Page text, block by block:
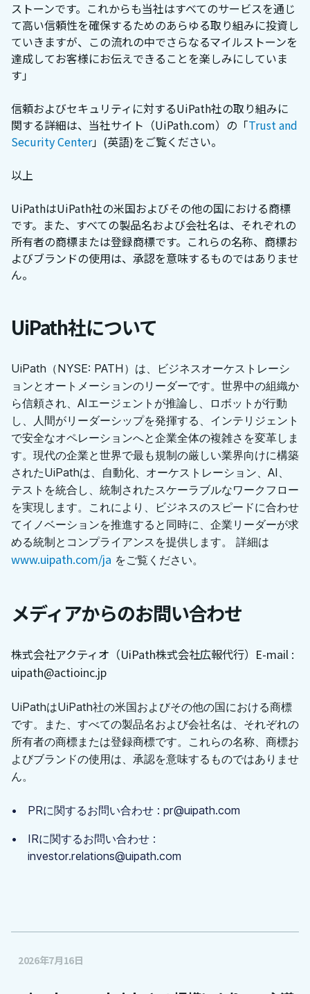
ストーンです。これからも当社はすべてのサービスを通じ
て高い信頼性を確保するためのあらゆる取り組みに投資し
ていきますが、この流れの中でさらなるマイルストーンを
達成してお客様にお伝えできることを楽しみにしていま
す」
信頼およびセキュリティに対するUiPath社の取り組みに
関する詳細は、当社サイト（UiPath.com）の「Trust and
Security Center」(英語)をご覧ください。
以上
UiPathはUiPath社の米国およびその他の国における商標
です。また、すべての製品名および会社名は、それぞれの
所有者の商標または登録商標です。これらの名称、商標お
よびブランドの使用は、承認を意味するものではありませ
ん。
UiPath社について
UiPath（NYSE: PATH）は、ビジネスオーケストレーシ
ョンとオートメーションのリーダーです。世界中の組織か
ら信頼され、AIエージェントが推論し、ロボットが行動
し、人間がリーダーシップを発揮する、インテリジェント
で安全なオペレーションへと企業全体の複雑さを変革しま
す。現代の企業と世界で最も規制の厳しい業界向けに構築
されたUiPathは、自動化、オーケストレーション、AI、
テストを統合し、統制されたスケーラブルなワークフロー
を実現します。これにより、ビジネスのスピードに合わせ
てイノベーションを推進すると同時に、企業リーダーが求
める統制とコンプライアンスを提供します。 詳細は
www.uipath.com/ja をご覧ください。
メディアからのお問い合わせ
株式会社アクティオ（UiPath株式会社広報代行） E-mail :
uipath@actioinc.jp
UiPathはUiPath社の米国およびその他の国における商標
です。また、すべての製品名および会社名は、それぞれの
所有者の商標または登録商標です。これらの名称、商標お
よびブランドの使用は、承認を意味するものではありませ
ん。
PRに関するお問い合わせ : pr@uipath.com
IRに関するお問い合わせ :
investor.relations@uipath.com
2026年7月16日